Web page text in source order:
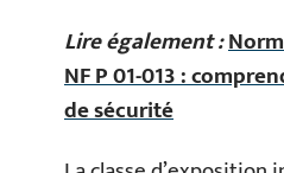
Lire également :
NF P 01-013 :
de sécurité